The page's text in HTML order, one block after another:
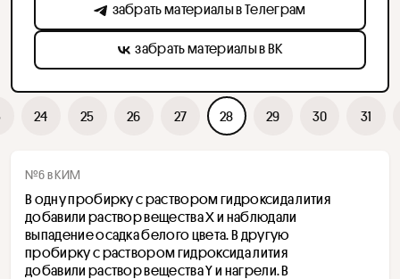
24 25 26 27 28 29 30 31
№6 в КИМ
В одну пробирку с раствором гидроксида лития
добавили раствор вещества X и наблюдали
выпадение осадка белого цвета. В другую
пробирку с раствором гидроксида лития
добавили раствор вещества Y и нагрели. В
забрать материалы в Телеграм
забрать материалы в ВК